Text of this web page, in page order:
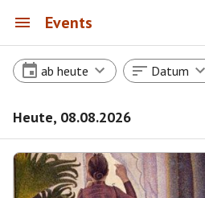
Events
ab heute Datum
Heute, 08.08.2026